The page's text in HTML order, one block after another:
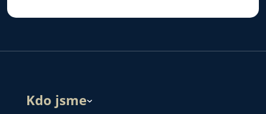
Kdo jsme